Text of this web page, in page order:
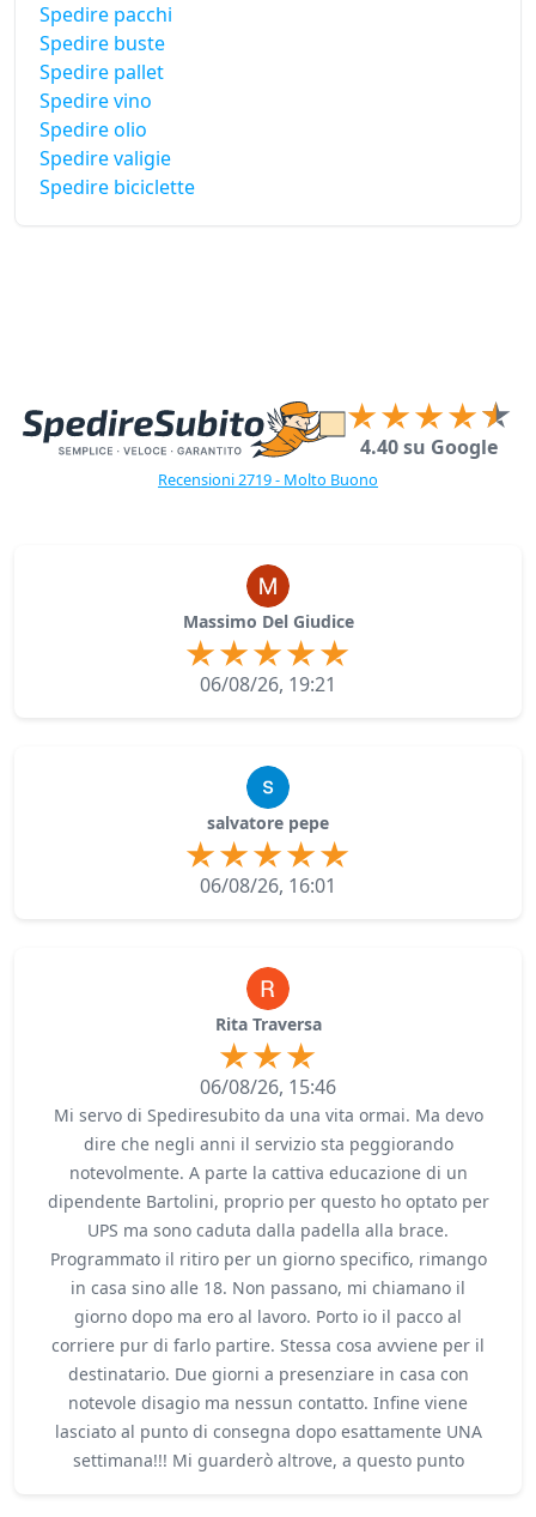
Spedire pacchi
Spedire buste
Spedire pallet
Spedire vino
Spedire olio
Spedire valigie
Spedire biciclette
4.40 su Google
Recensioni 2719 - Molto Buono
Massimo Del Giudice
06/08/26, 19:21
salvatore pepe
06/08/26, 16:01
Rita Traversa
06/08/26, 15:46
Mi servo di Spediresubito da una vita ormai. Ma devo
dire che negli anni il servizio sta peggiorando
notevolmente. A parte la cattiva educazione di un
dipendente Bartolini, proprio per questo ho optato per
UPS ma sono caduta dalla padella alla brace.
Programmato il ritiro per un giorno specifico, rimango
in casa sino alle 18. Non passano, mi chiamano il
giorno dopo ma ero al lavoro. Porto io il pacco al
corriere pur di farlo partire. Stessa cosa avviene per il
destinatario. Due giorni a presenziare in casa con
notevole disagio ma nessun contatto. Infine viene
lasciato al punto di consegna dopo esattamente UNA
settimana!!! Mi guarderò altrove, a questo punto